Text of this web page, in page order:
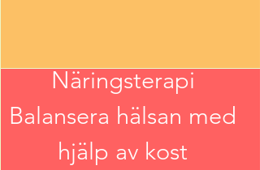
Näringsterapi
Balansera hälsan med
hjälp av kost